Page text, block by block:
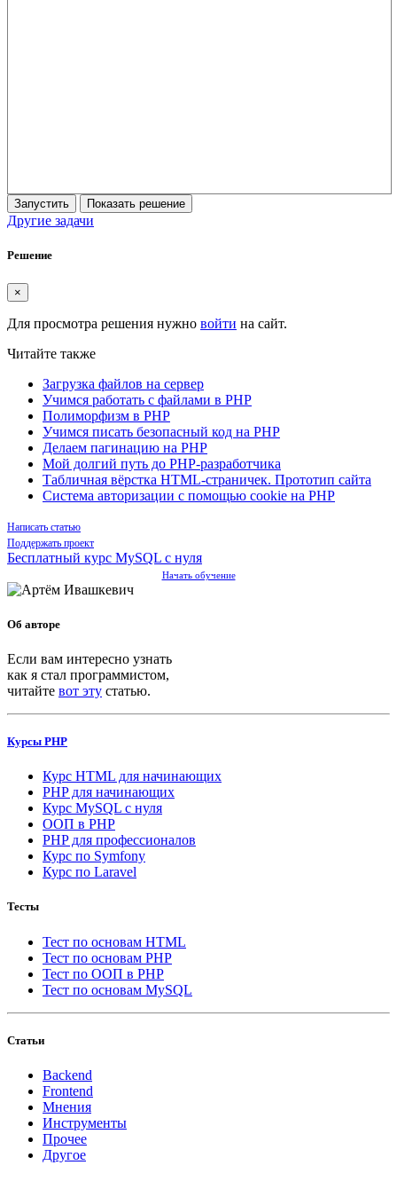
Запустить Показать решение
Другие задачи
Решение
×
Для просмотра решения нужно войти на сайт.
Читайте также
Загрузка файлов на сервер
Учимся работать с файлами в PHP
Полиморфизм в PHP
Учимся писать безопасный код на PHP
Делаем пагинацию на PHP
Мой долгий путь до PHP-разработчика
Табличная вёрстка HTML-страничек. Прототип сайта
Система авторизации с помощью cookie на PHP
Написать статью
Поддержать проект
Бесплатный курс MySQL с нуля
Начать обучение
Об авторе
Если вам интересно узнать
как я стал программистом,
читайте вот эту статью.
Курсы PHP
Курс HTML для начинающих
PHP для начинающих
Курс MySQL с нуля
ООП в PHP
PHP для профессионалов
Курс по Symfony
Курс по Laravel
Тесты
Тест по основам HTML
Тест по основам PHP
Тест по ООП в PHP
Тест по основам MySQL
Статьи
Backend
Frontend
Мнения
Инструменты
Прочее
Другое